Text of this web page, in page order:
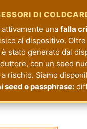
DI
una falla
al dispositivo.
stato generato dal
con un seed
rischio. Siamo
seed o passphrase: